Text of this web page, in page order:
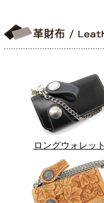
ロングウォレット